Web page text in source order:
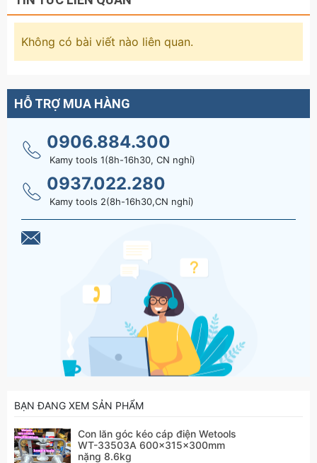
8.6kg
Không có bài viết nào liên quan.
HỖ TRỢ MUA HÀNG
0906.884.300
Kamy tools 1(8h-16h30, CN nghỉ)
0937.022.280
Kamy tools 2(8h-16h30,CN nghỉ)
BẠN ĐANG XEM SẢN PHẨM
Con lăn góc kéo cáp điện Wetools
WT-33503A 600x315x300mm
nặng 8.6kg